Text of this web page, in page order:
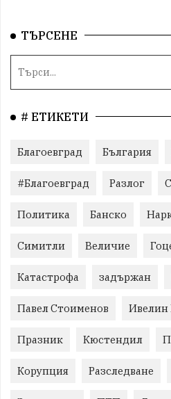
ТЪРСЕНЕ
# ЕТИКЕТИ
Благоевград България
#Благоевград Разлог
Политика Банско
Симитли Величие
Катастрофа задържан
Павел Стоименов Ивелин
Празник Кюстендил
Корупция Разследване